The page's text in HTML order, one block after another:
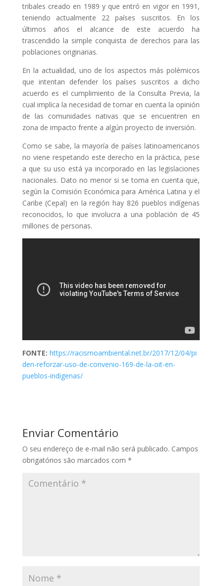
tribales creado en 1989 y que entró en vigor en 1991,
teniendo actualmente 22 países suscritos. En los
últimos años el alcance de este acuerdo ha
trascendido la simple conquista de derechos para las
poblaciones originarias.
En la actualidad, uno de los aspectos más polémicos
que intentan defender los países suscritos a dicho
acuerdo es el cumplimiento de la Consulta Previa, la
cual implica la necesidad de tomar en cuenta la opinión
de las comunidades nativas que se encuentren en
zona de impacto frente a algún proyecto de inversión.
Como se sabe, la mayoría de países latinoamericanos
no viene respetando este derecho en la práctica, pese
a que su uso está ya incorporado en las legislaciones
nacionales. Dato no menor si se toma en cuenta que,
según la Comisión Económica para América Latina y el
Caribe (Cepal) en la región hay 826 pueblos indígenas
reconocidos, lo que involucra a una población de 45
millones de personas.
FONTE: https://racismoambiental.net.br/2017/12/04/pi
den-reforzar-uso-de-convenio-169-de-la-oit-en-
pueblos-indigenas/
Enviar Comentário
O seu endereço de e-mail não será publicado. Campos
obrigatórios são marcados com *